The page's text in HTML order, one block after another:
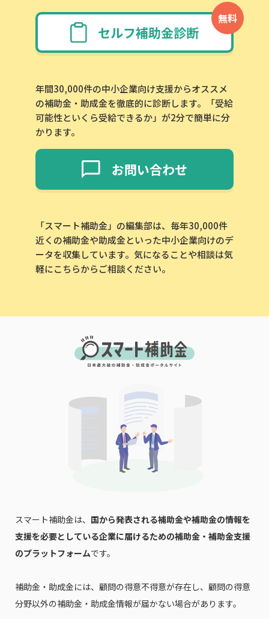
無料
セルフ補助金診断
年間30,000件の中小企業向け支援からオススメ
の補助金・助成金を徹底的に診断します。「受給
可能性といくら受給できるか」が2分で簡単に分
かります。
お問い合わせ
「スマート補助金」の編集部は、毎年30,000件
近くの補助金や助成金といった中小企業向けのデ
ータを収集しています。気になることや相談は気
軽にこちらからご相談ください。
スマート補助金は、 国から発表される補助金や補助金の情報を
支援を必要としている企業に届けるための補助金・補助金支援
のプラットフォームです。
補助金・助成金には、顧問の得意不得意が存在し、顧問の得意
分野以外の補助金・助成金情報が届かない場合があります。